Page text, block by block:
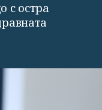
с остра